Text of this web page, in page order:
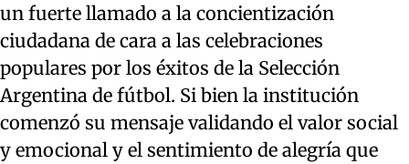
un fuerte llamado a la concientización
ciudadana de cara a las celebraciones
populares por los éxitos de la Selección
Argentina de fútbol. Si bien la institución
comenzó su mensaje validando el valor social
y emocional y el sentimiento de alegría que